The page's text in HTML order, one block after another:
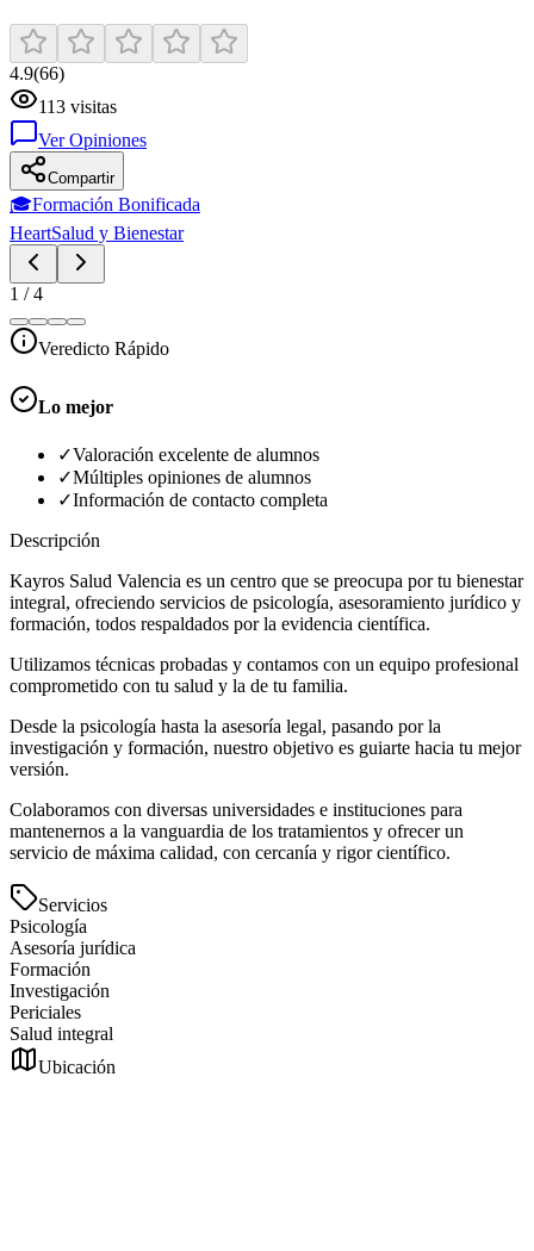
4.9(66)
113 visitas
Ver Opiniones
Compartir
🎓Formación Bonificada
HeartSalud y Bienestar
1 /4
Veredicto Rápido
Lo mejor
✓Valoración excelente de alumnos
✓Múltiples opiniones de alumnos
✓Información de contacto completa
Descripción
Kayros Salud Valencia es un centro que se preocupa por tu bienestar
integral, ofreciendo servicios de psicología, asesoramiento jurídico y
formación, todos respaldados por la evidencia científica.
Utilizamos técnicas probadas y contamos con un equipo profesional
comprometido con tu salud y la de tu familia.
Desde la psicología hasta la asesoría legal, pasando por la
investigación y formación, nuestro objetivo es guiarte hacia tu mejor
versión.
Colaboramos con diversas universidades e instituciones para
mantenernos a la vanguardia de los tratamientos y ofrecer un
servicio de máxima calidad, con cercanía y rigor científico.
Servicios
Psicología
Asesoría jurídica
Formación
Investigación
Periciales
Salud integral
Ubicación